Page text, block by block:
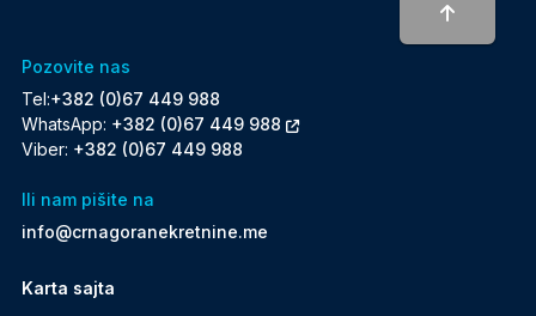
Pozovite nas
Tel:+382 (0)67 449 988
WhatsApp: +382 (0)67 449 988
Viber: +382 (0)67 449 988
Ili nam pišite na
info@crnagoranekretnine.me
Karta sajta
To top